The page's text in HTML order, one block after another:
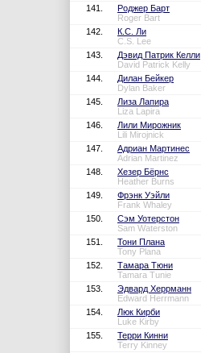
141.
Роджер Барт
Roger Bart
142.
К.С. Ли
C.S. Lee
143.
Дэвид Патрик Келли
David Patrick Kelly
144.
Дилан Бейкер
Dylan Baker
145.
Лиза Лапира
Liza Lapira
146.
Лили Мирожник
Lili Mirojnick
147.
Адриан Мартинес
Adrian Martinez
148.
Хезер Бёрнс
Heather Burns
149.
Фрэнк Уэйли
Frank Whaley
150.
Сэм Уотерстон
Sam Waterston
151.
Тони Плана
Tony Plana
152.
Тамара Тюни
Tamara Tunie
153.
Эдвард Херрманн
Edward Herrmann
154.
Люк Кирби
Luke Kirby
155.
Терри Кинни
Terry Kinney